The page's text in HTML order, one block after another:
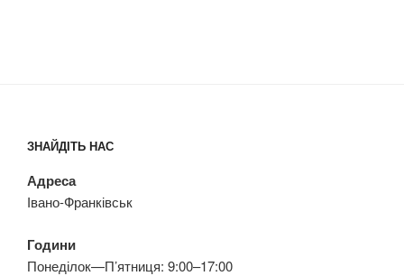
ЗНАЙДІТЬ НАС
Адреса
Івано-Франківськ
Години
Понеділок—П’ятниця: 9:00–17:00